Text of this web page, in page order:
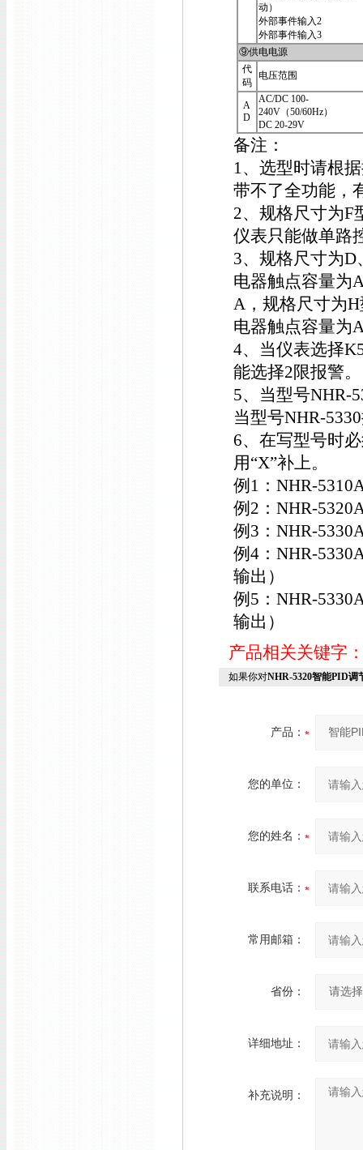
动）
外部事件输入2
外部事件输入3
⑨供电电源
代
码
电压范围
A
D
AC/DC 100-
240V（50/60Hz）
DC 20-29V
备注：
1、选型时请根
带不了全功能，
2、规格尺寸为F
仪表只能做单路
3、规格尺寸为D
电器触点容量为
A，规格尺寸为
电器触点容量为
4、当仪表选择
能选择2限报警。
5、当型号NHR-
当型号NHR-
6、在写型号时
用“X”补上。
例1：NHR-
例2：NHR-
例3：NHR-
例4：NHR-
输出）
例5：NHR-
输出）
产品相关关键字
如果你对NHR-5320智能PID调
产品：
您的单位：
您的姓名：
联系电话：
常用邮箱：
省份：
详细地址：
补充说明：